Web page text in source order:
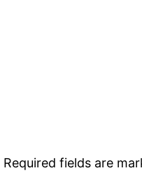
Required fields are